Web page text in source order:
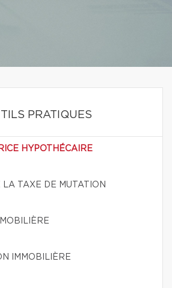
PRATIQUES
HYPOTHÉCAIRE
LA TAXE DE MUTATION
IMMOBILIÈRE